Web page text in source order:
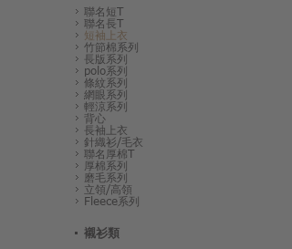
聯名短T
聯名長T
短袖上衣
竹節棉系列
長版系列
polo系列
條紋系列
網眼系列
輕涼系列
背心
長袖上衣
針織衫/毛衣
聯名厚棉T
厚棉系列
磨毛系列
立領/高領
Fleece系列
襯衫類